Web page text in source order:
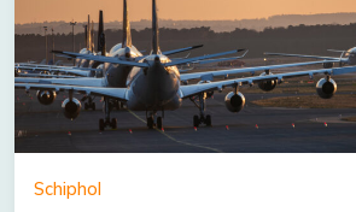
Schiphol